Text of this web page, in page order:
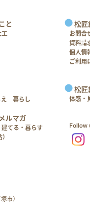
と
工
え 暮らし
ルマガ
てる・暮らす
松匠
お問合
資料請
個人情
ご利用
松匠
体感・
Follow
市）